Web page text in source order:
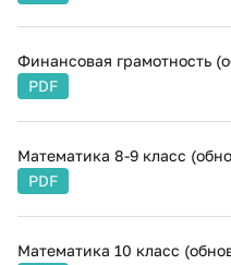
Финансовая​ грамотность
PDF
Математика 8-9 класс
PDF
Математика 10 класс